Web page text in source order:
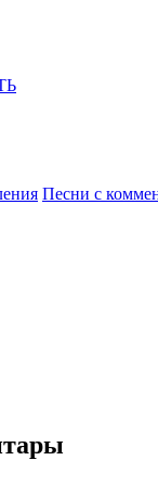
Песни с